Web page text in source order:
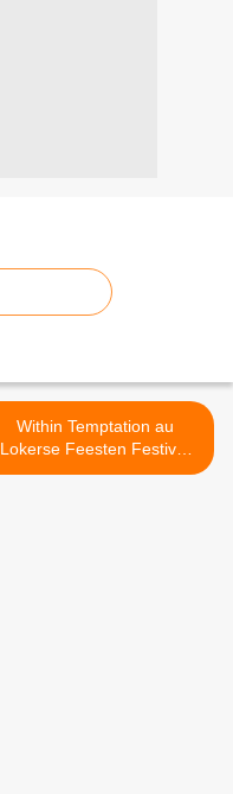
Within Temptation au
Lokerse Feesten Festival
2014 >